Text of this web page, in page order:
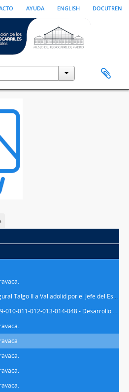
ayuda english docutren
FAT-0008-023 - Viaje inaugural Talgo II a Valladolid por el Jefe del Estado.
FAT-0006-006-007-008-009-010-011-012-013-014-048 - Desarrollo del tren Talgo en Estados Unidos (ACF/Talgo). Explotación por las compañías Rock Island, New Haven and Hartford y Boston and Maine Railroad.